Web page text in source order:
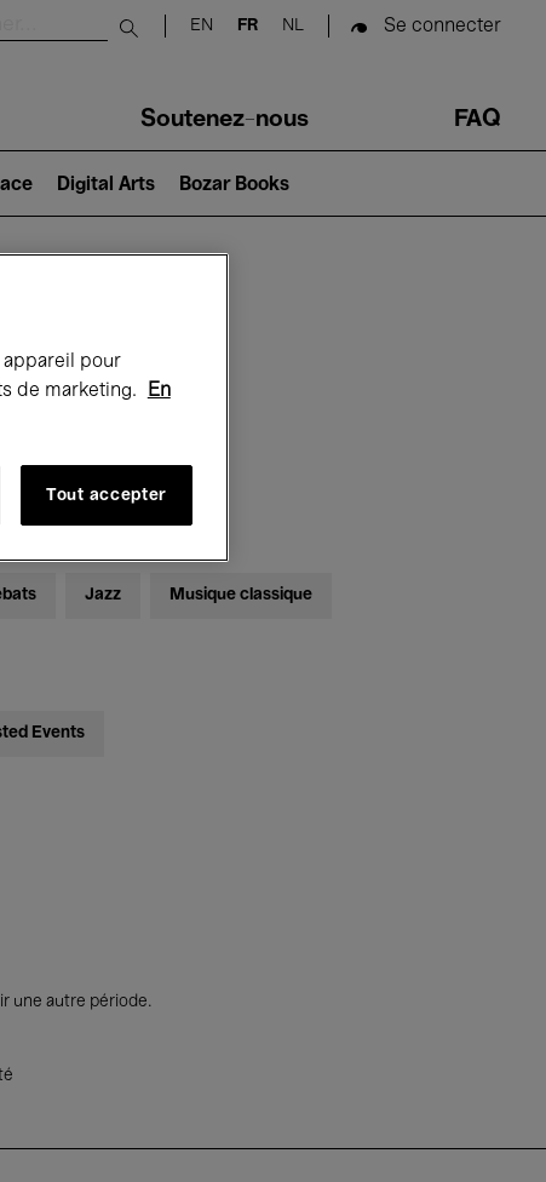
Submit search
EN FR NL Se connecter
Soutenez-nous FAQ
Digital Arts Bozar Books
Jazz Musique classique
Events
une autre période.
appareil pour
de marketing.
En
Tout accepter